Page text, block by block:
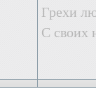
Грехи
С своих